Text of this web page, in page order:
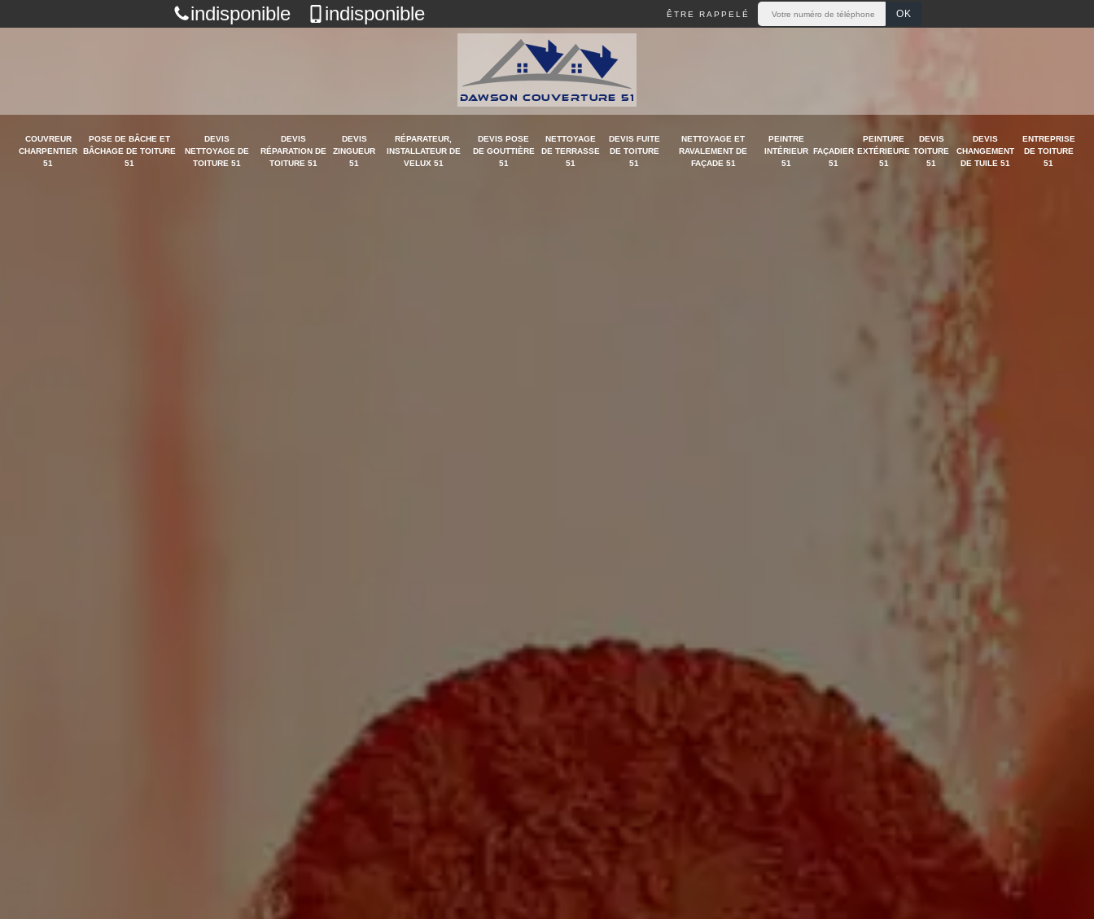
indisponible indisponible ÊTRE RAPPELÉ
COUVREUR
CHARPENTIER
51
POSE DE BÂCHE ET
BÂCHAGE DE TOITURE
51
DEVIS
NETTOYAGE DE
TOITURE 51
DEVIS
RÉPARATION DE
TOITURE 51
DEVIS
ZINGUEUR
51
RÉPARATEUR,
INSTALLATEUR DE
VELUX 51
DEVIS POSE
DE GOUTTIÈRE
51
NETTOYAGE
DE TERRASSE
51
DEVIS FUITE
DE TOITURE
51
NETTOYAGE ET
RAVALEMENT DE
FAÇADE 51
PEINTRE
INTÉRIEUR
51
FAÇADIER
51
PEINTURE
EXTÉRIEURE
51
DEVIS
TOITURE
51
DEVIS
CHANGEMENT
DE TUILE 51
ENTREPRISE
DE TOITURE
51